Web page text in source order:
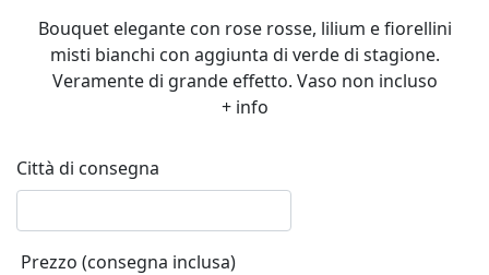
Bouquet elegante con rose rosse, lilium e fiorellini
misti bianchi con aggiunta di verde di stagione.
Veramente di grande effetto. Vaso non incluso
+ info
Città di consegna
Prezzo (consegna inclusa)